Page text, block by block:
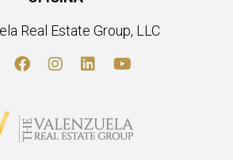
Real Estate Group, LLC